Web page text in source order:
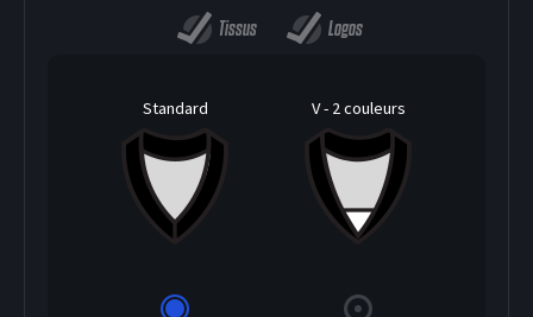
Tissus Logos
Standard V - 2 couleurs